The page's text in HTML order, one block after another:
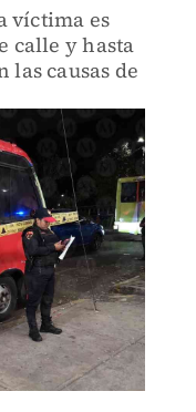
víctima es
calle y hasta
las causas de